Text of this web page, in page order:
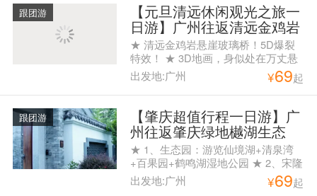
跟团游 【元旦清远休闲观光之旅一
日游】广州往返清远金鸡岩
玻璃桥+马术表演+龙袍美食
广场+时光隧道一天游
★ 清远金鸡岩悬崖玻璃桥！5D爆裂
特效！ ★ 3D地画，身似处在万丈悬
崖，拍照首选。 ★ 俄罗斯马术表
演，策马奔腾，观赏俄罗斯骑手高难
度马术动作。 ★ 08：00白云公园A出
口集合，08:45花都人民公园A出口集
合。
出发地:广州 ¥69起
跟团游 【肇庆超值行程一日游】广
州往返肇庆绿地樾湖生态
城、宋隆小镇花世界旅游度
假岛含一正餐纯玩一天游
★ 1、生态园：游览仙境湖+清泉湾
+百果园+鹤鸣湖湿地公园 ★ 2、宋隆
小镇：最原始的生态环境、花的世界
和天堂、在这里越任性越好玩！ ★
出发地:广州 ¥69起